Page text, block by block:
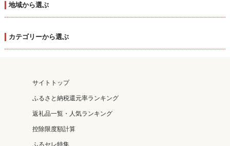
地域から選ぶ
カテゴリーから選ぶ
サイトトップ
ふるさと納税還元率ランキング
返礼品一覧・人気ランキング
控除限度額計算
ふるセレ特集